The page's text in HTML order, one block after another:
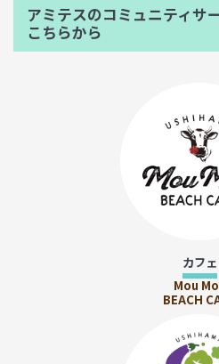
アミテスのコミュニティサ
こちらから
カフェ
Mou
BEACH